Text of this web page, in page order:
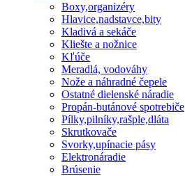
Boxy,organizéry
Hlavice,nadstavce,bity
Kladivá a sekáče
Kliešte a nožnice
Kľúče
Meradlá, vodováhy
Nože a náhradné čepele
Ostatné dielenské náradie
Propán-butánové spotrebiče
Pílky,pilníky,rašple,dláta
Skrutkovače
Svorky,upínacie pásy
Elektronáradie
Brúsenie